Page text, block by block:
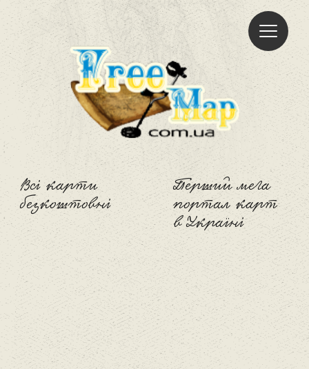
Всі карти
безкоштовні
Freemap
Перший мега
портал карт
в Україні